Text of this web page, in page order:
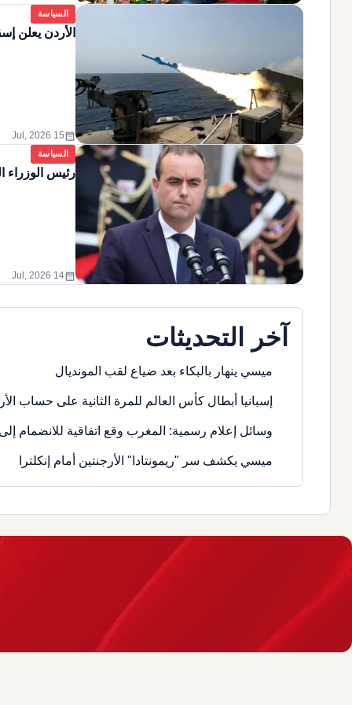
السياسة
الأردن يعلن
calendar_month
15 Jul, 2026
السياسة
رئيس الوزراء
calendar_month
14 Jul, 2026
آخر التحديثات
ميسي ينهار بالبكاء بعد ضياع لقب المونديال
إسبانيا أبطال كأس العالم للمرة الثانية على حساب
وسائل إعلام رسمية: المغرب وقع اتفاقية للانضمام
ميسي يكشف سر "ريمونتادا" الأرجنتين أمام إنكلترا